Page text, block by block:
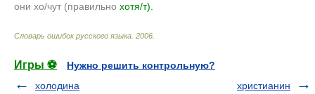
они хо/чут (правильно хотя/т).
Словарь ошибок русского языка 2006
Игры ⚽
Нужно решить контрольную?
холодина
христианин